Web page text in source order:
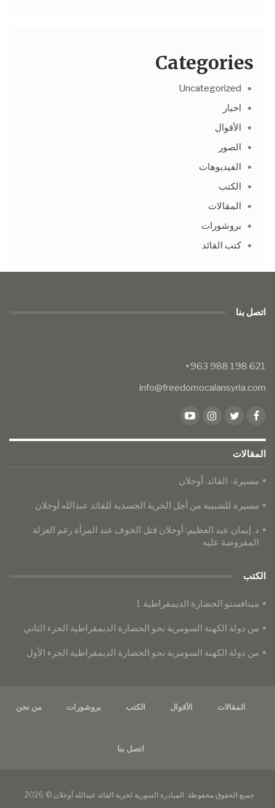
Categories
Uncategorized
اخبار
الأقوال
الصور
الفيديوهات
الكتب
المقالات
بروشورات
كتب القائد
اتصل بنا
info@freedomocalansyria.com
المقالات
مسيرة- القائد-أوجلان
مسيرة للشبيبة من أجل الحرية الجسدية للقائد عبدالله أوجلان
د. إيمان عبد العظيم: أوجلان قتل الخوف عند المرأة رغم العزلة
المفروضة عليه
الكتب
مينافستو الحضارة الديمقراطية 1
من دولة الكهنة السومرية نحو الحضارة الديمقراطية الجزء الثاني
من دولة الكهنة السومرية نحو الحضارة الديمقراطية الجزء الأول
المقالات الأقوال الكتب بروشورات من نحن
اتصل بنا
جميع الحقوق محفوظة. المبادرة السورية لحرية القائد عبدالله أوجلان © 2026 .